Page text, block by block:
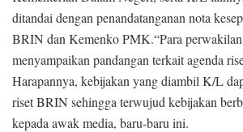
ditandai dengan penandatanganan nota
BRIN dan Kemenko PMK.“Para
menyampaikan pandangan terkait agenda
Harapannya, kebijakan yang diambil K/L
riset BRIN sehingga terwujud kebijakan
kepada awak media, baru-baru ini.